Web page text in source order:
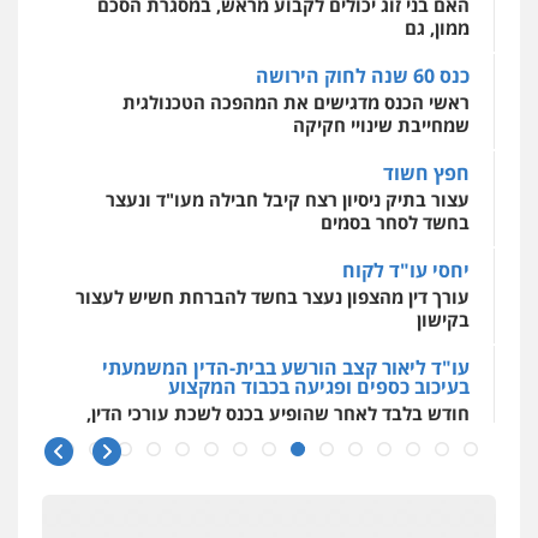
אסירים עבירות מין שירותים מקצועיים
לעורכי דין
האם בני זוג יכולים לקבוע מראש, במסגרת הסכם
ממון, גם
כנס 60 שנה לחוק הירושה
ראשי הכנס מדגישים את המהפכה הטכנולגית
שמחייבת שינויי חקיקה
חפץ חשוד
עצור בתיק ניסיון רצח קיבל חבילה מעו"ד ונעצר
בחשד לסחר בסמים
יחסי עו"ד לקוח
עורך דין מהצפון נעצר בחשד להברחת חשיש לעצור
בקישון
עו"ד ליאור קצב הורשע בבית-הדין המשמעתי
בעיכוב כספים ופגיעה בכבוד המקצוע
חודש בלבד לאחר שהופיע בכנס לשכת עורכי הדין,
קצב הורשע